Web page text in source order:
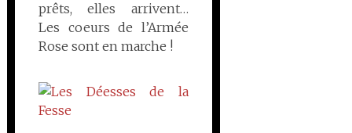
prêts, elles arrivent…
Les coeurs de l’Armée
Rose sont en marche !